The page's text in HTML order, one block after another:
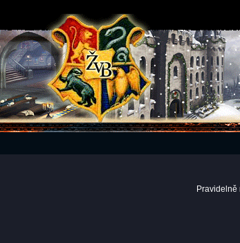
Pravidelně